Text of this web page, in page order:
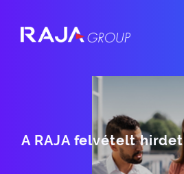
A RAJA felvételt hirdet